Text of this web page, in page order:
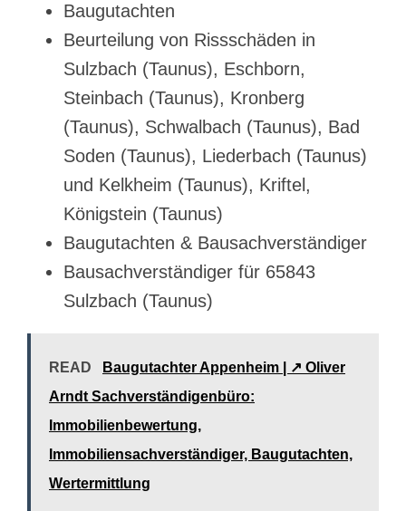
Baugutachten
Beurteilung von Rissschäden in
Sulzbach (Taunus), Eschborn,
Steinbach (Taunus), Kronberg
(Taunus), Schwalbach (Taunus), Bad
Soden (Taunus), Liederbach (Taunus)
und Kelkheim (Taunus), Kriftel,
Königstein (Taunus)
Baugutachten & Bausachverständiger
Bausachverständiger für 65843
Sulzbach (Taunus)
READ
Baugutachter Appenheim | ↗️ Oliver
Arndt Sachverständigenbüro:
Immobilienbewertung,
Immobiliensachverständiger, Baugutachten,
Wertermittlung